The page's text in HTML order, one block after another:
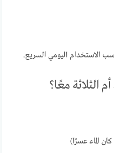
الاستخدام اليومي السريع.
معًا؟
الماء عسرًا)